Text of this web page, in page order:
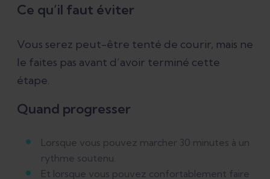
Ce qu’il faut éviter
Vous serez peut-être tenté de courir, mais ne
le faites pas avant d’avoir terminé cette
étape.
Quand progresser
Lorsque vous pouvez marcher 30 minutes à un
rythme soutenu.
Et lorsque vous pouvez confortablement faire